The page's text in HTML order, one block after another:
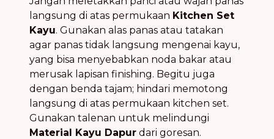
langsung di atas permukaan Kitchen Set
Kayu. Gunakan alas panas atau tatakan
agar panas tidak langsung mengenai kayu,
yang bisa menyebabkan noda bakar atau
merusak lapisan finishing. Begitu juga
dengan benda tajam; hindari memotong
langsung di atas permukaan kitchen set.
Gunakan talenan untuk melindungi
Material Kayu Dapur dari goresan.